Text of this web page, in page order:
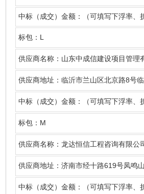
中标（成交）金额：（可填写下浮率、
标包： L
供应商名称：山东中成信建设项目管理
供应商地址：临沂市兰山区北京路8号
中标（成交）金额：（可填写下浮率、
标包： M
供应商名称：龙达恒信工程咨询有限公
供应商地址：济南市经十路619号凤鸣
中标（成交）金额：（可填写下浮率、